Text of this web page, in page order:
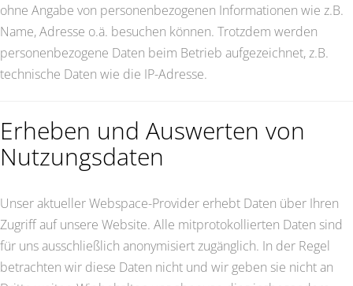
ohne Angabe von personenbezogenen Informationen wie z.B.
Name, Adresse o.ä. besuchen können. Trotzdem werden
personenbezogene Daten beim Betrieb aufgezeichnet, z.B.
technische Daten wie die IP-Adresse.
Erheben und Auswerten von
Nutzungsdaten
Unser aktueller Webspace-Provider erhebt Daten über Ihren
Zugriff auf unsere Website. Alle mitprotokollierten Daten sind
für uns ausschließlich anonymisiert zugänglich. In der Regel
betrachten wir diese Daten nicht und wir geben sie nicht an